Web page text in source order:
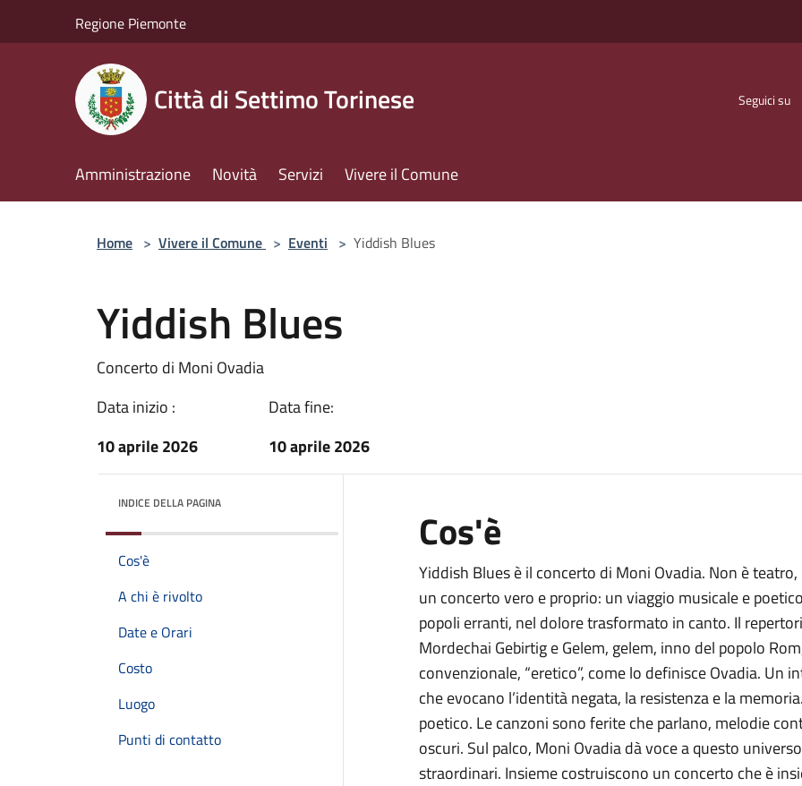
Regione Piemonte
Città di Settimo Torinese Seguici su
Amministrazione Novità Servizi Vivere il Comune
Home > Vivere il Comune > Eventi > Yiddish Blues
Yiddish Blues
Concerto di Moni Ovadia
Data inizio :
10 aprile 2026
Data fine:
10 aprile 2026
INDICE DELLA PAGINA
Cos'è
A chi è rivolto
Date e Orari
Costo
Luogo
Punti di contatto
Cos'è
Yiddish Blues è il concerto di Moni Ovadia. Non è
un concerto vero e proprio: un viaggio musicale e
popoli erranti, nel dolore trasformato in canto. Il
Mordechai Gebirtig e Gelem, gelem, inno del popolo
convenzionale, “eretico”, come lo definisce Ovadia. Un
che evocano l’identità negata, la resistenza e la
poetico. Le canzoni sono ferite che parlano, melodie
oscuri. Sul palco, Moni Ovadia dà voce a questo
straordinari. Insieme costruiscono un concerto che è